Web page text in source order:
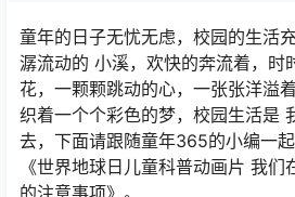
童年的日子无忧无虑，校园的生活
潺流动的 小溪，欢快的奔流着，时
花，一颗颗跳动的心，一张张洋溢
织着一个个彩色的梦，校园生活是
去，下面请跟随童年365的小编一
《世界地球日儿童科普动画片 我
的注意事项》。